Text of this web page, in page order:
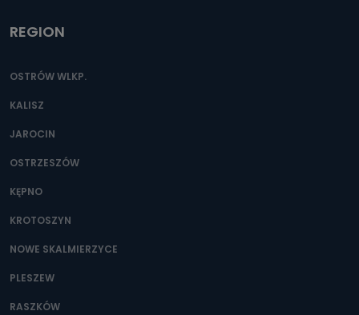
REGION
OSTRÓW WLKP.
KALISZ
JAROCIN
OSTRZESZÓW
KĘPNO
KROTOSZYN
NOWE SKALMIERZYCE
PLESZEW
RASZKÓW